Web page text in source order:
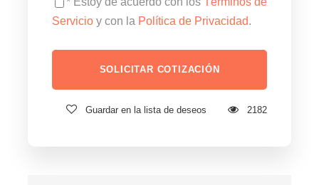
Servicio y con la Política de Privacidad.
Guardar en la lista de deseos 2182